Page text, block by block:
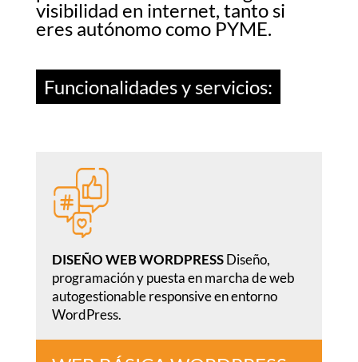
visibilidad en internet, tanto si
eres autónomo como PYME.
Funcionalidades y servicios:
DISEÑO WEB WORDPRESSDiseño,
programación y puesta en marcha de web
autogestionable responsive en entorno
WordPress.